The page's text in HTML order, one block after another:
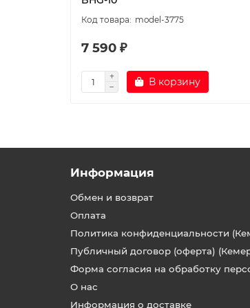
model-3775
7 590 ₽
В корзину
Информация
Обмен и возврат
Оплата
Политика конфиденциальности
Публичный договор (оферта)
Форма согласия на обработку
О нас
Информация о доставке